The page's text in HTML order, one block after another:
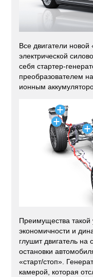
Все двигатели
электрической
себя стартер-
преобразователем
ионным
Преимущества такой
экономичности и
глушит двигатель на
остановки
«старт/стоп».
камерой, которая